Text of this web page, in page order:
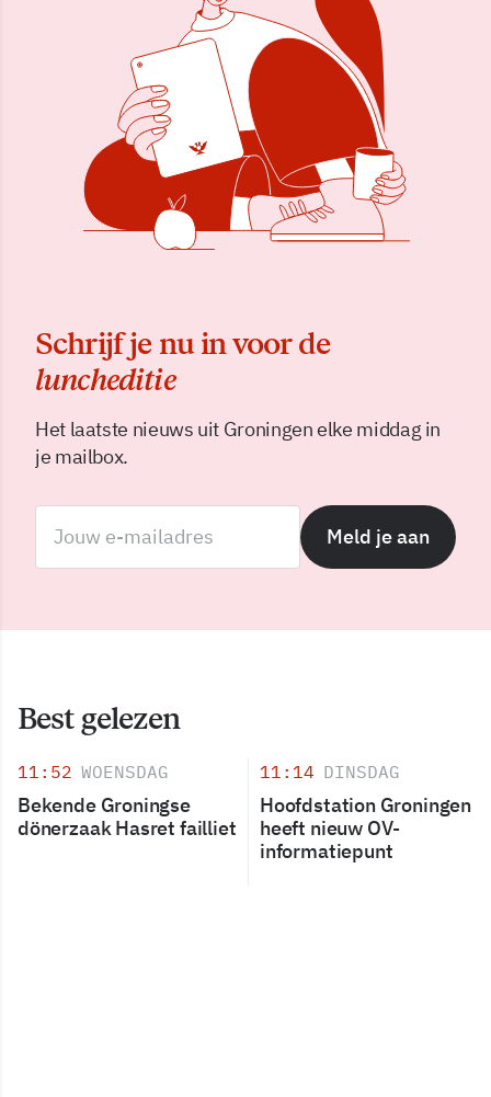
Schrijf je nu in voor de
luncheditie
Het laatste nieuws uit Groningen elke middag in
je mailbox.
Meld je aan
Best gelezen
11:52 WOENSDAG
Bekende Groningse
dönerzaak Hasret failliet
11:14 DINSDAG
Hoofdstation Groningen
heeft nieuw OV-
informatiepunt